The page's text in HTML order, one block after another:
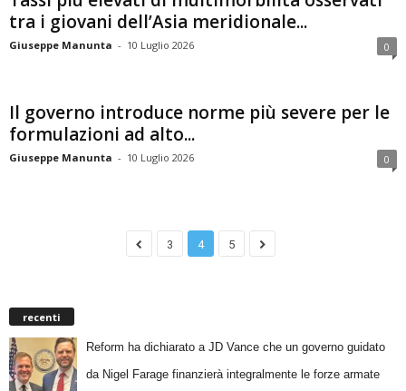
tra i giovani dell’Asia meridionale...
Giuseppe Manunta - 10 Luglio 2026 0
Il governo introduce norme più severe per le
formulazioni ad alto...
Giuseppe Manunta - 10 Luglio 2026 0
3 4 5
recenti
Reform ha dichiarato a JD Vance che un governo guidato
da Nigel Farage finanzierà integralmente le forze armate